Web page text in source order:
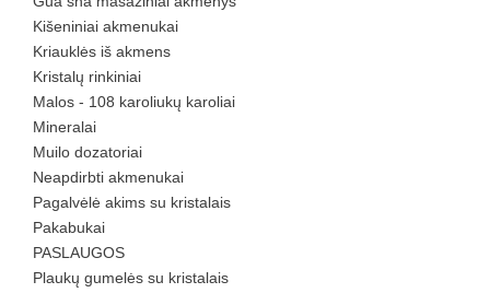
Kišeniniai akmenukai
Kriauklės iš akmens
Kristalų rinkiniai
Malos - 108 karoliukų karoliai
Mineralai
Muilo dozatoriai
Neapdirbti akmenukai
Pagalvėlė akims su kristalais
Pakabukai
PASLAUGOS
Plaukų gumelės su kristalais